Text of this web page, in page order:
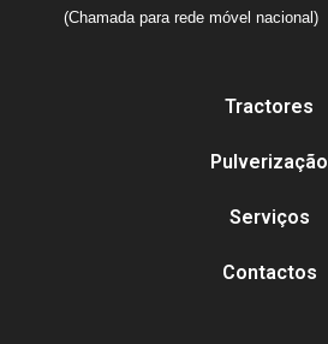
(Chamada para rede móvel nacional)
Tractores
Pulverização
Serviços
Contactos